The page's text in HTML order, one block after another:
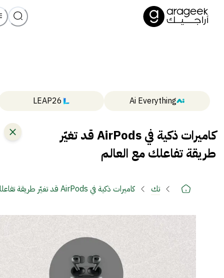
Ai Everything
LEAP26
كاميرات ذكية في AirPods قد تغيّر
طريقة تفاعلك مع العالم
تك كاميرات ذكية في AirPods قد تغيّر طريقة تفاعلك مع العالم